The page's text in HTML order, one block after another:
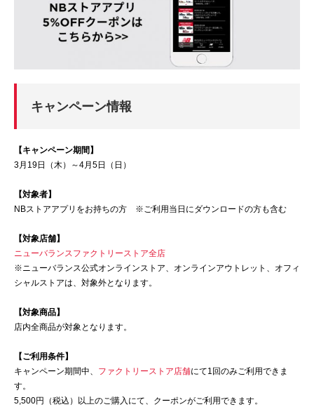
キャンペーン情報
【キャンペーン期間】
3月19日（木）～4月5日（日）
【対象者】
NBストアアプリをお持ちの方 ※ご利用当日にダウンロードの方も含む
【対象店舗】
ニューバランスファクトリーストア全店
※ニューバランス公式オンラインストア、オンラインアウトレット、オフィ
シャルストアは、対象外となります。
【対象商品】
店内全商品が対象となります。
【ご利用条件】
キャンペーン期間中、 ファクトリーストア店舗にて1回のみご利用できま
す。
5,500円（税込）以上のご購入にて、クーポンがご利用できます。